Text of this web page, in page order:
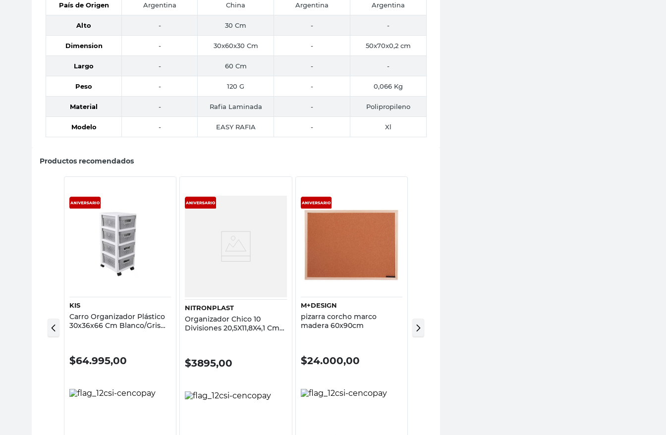
País de Origen Argentina China Argentina Argentina
Alto - 30 Cm - -
Dimension - 30x60x30 Cm - 50x70x0,2 cm
Largo - 60 Cm - -
Peso - 120 G - 0,066 Kg
Material - Rafia Laminada - Polipropileno
Modelo - EASY RAFIA - Xl
Productos recomendados
Vista rápida
KIS
Carro Organizador Plástico
30x36x66 Cm Blanco/Gris
$64.995,00
NITRONPLAST
Organizador Chico 10
Divisiones 20,5X11,8X4,1 Cm
$3895,00
M+DESIGN
pizarra corcho marco
madera 60x90cm
$24.000,00
Polipropileno Negro Sao
Bernardo